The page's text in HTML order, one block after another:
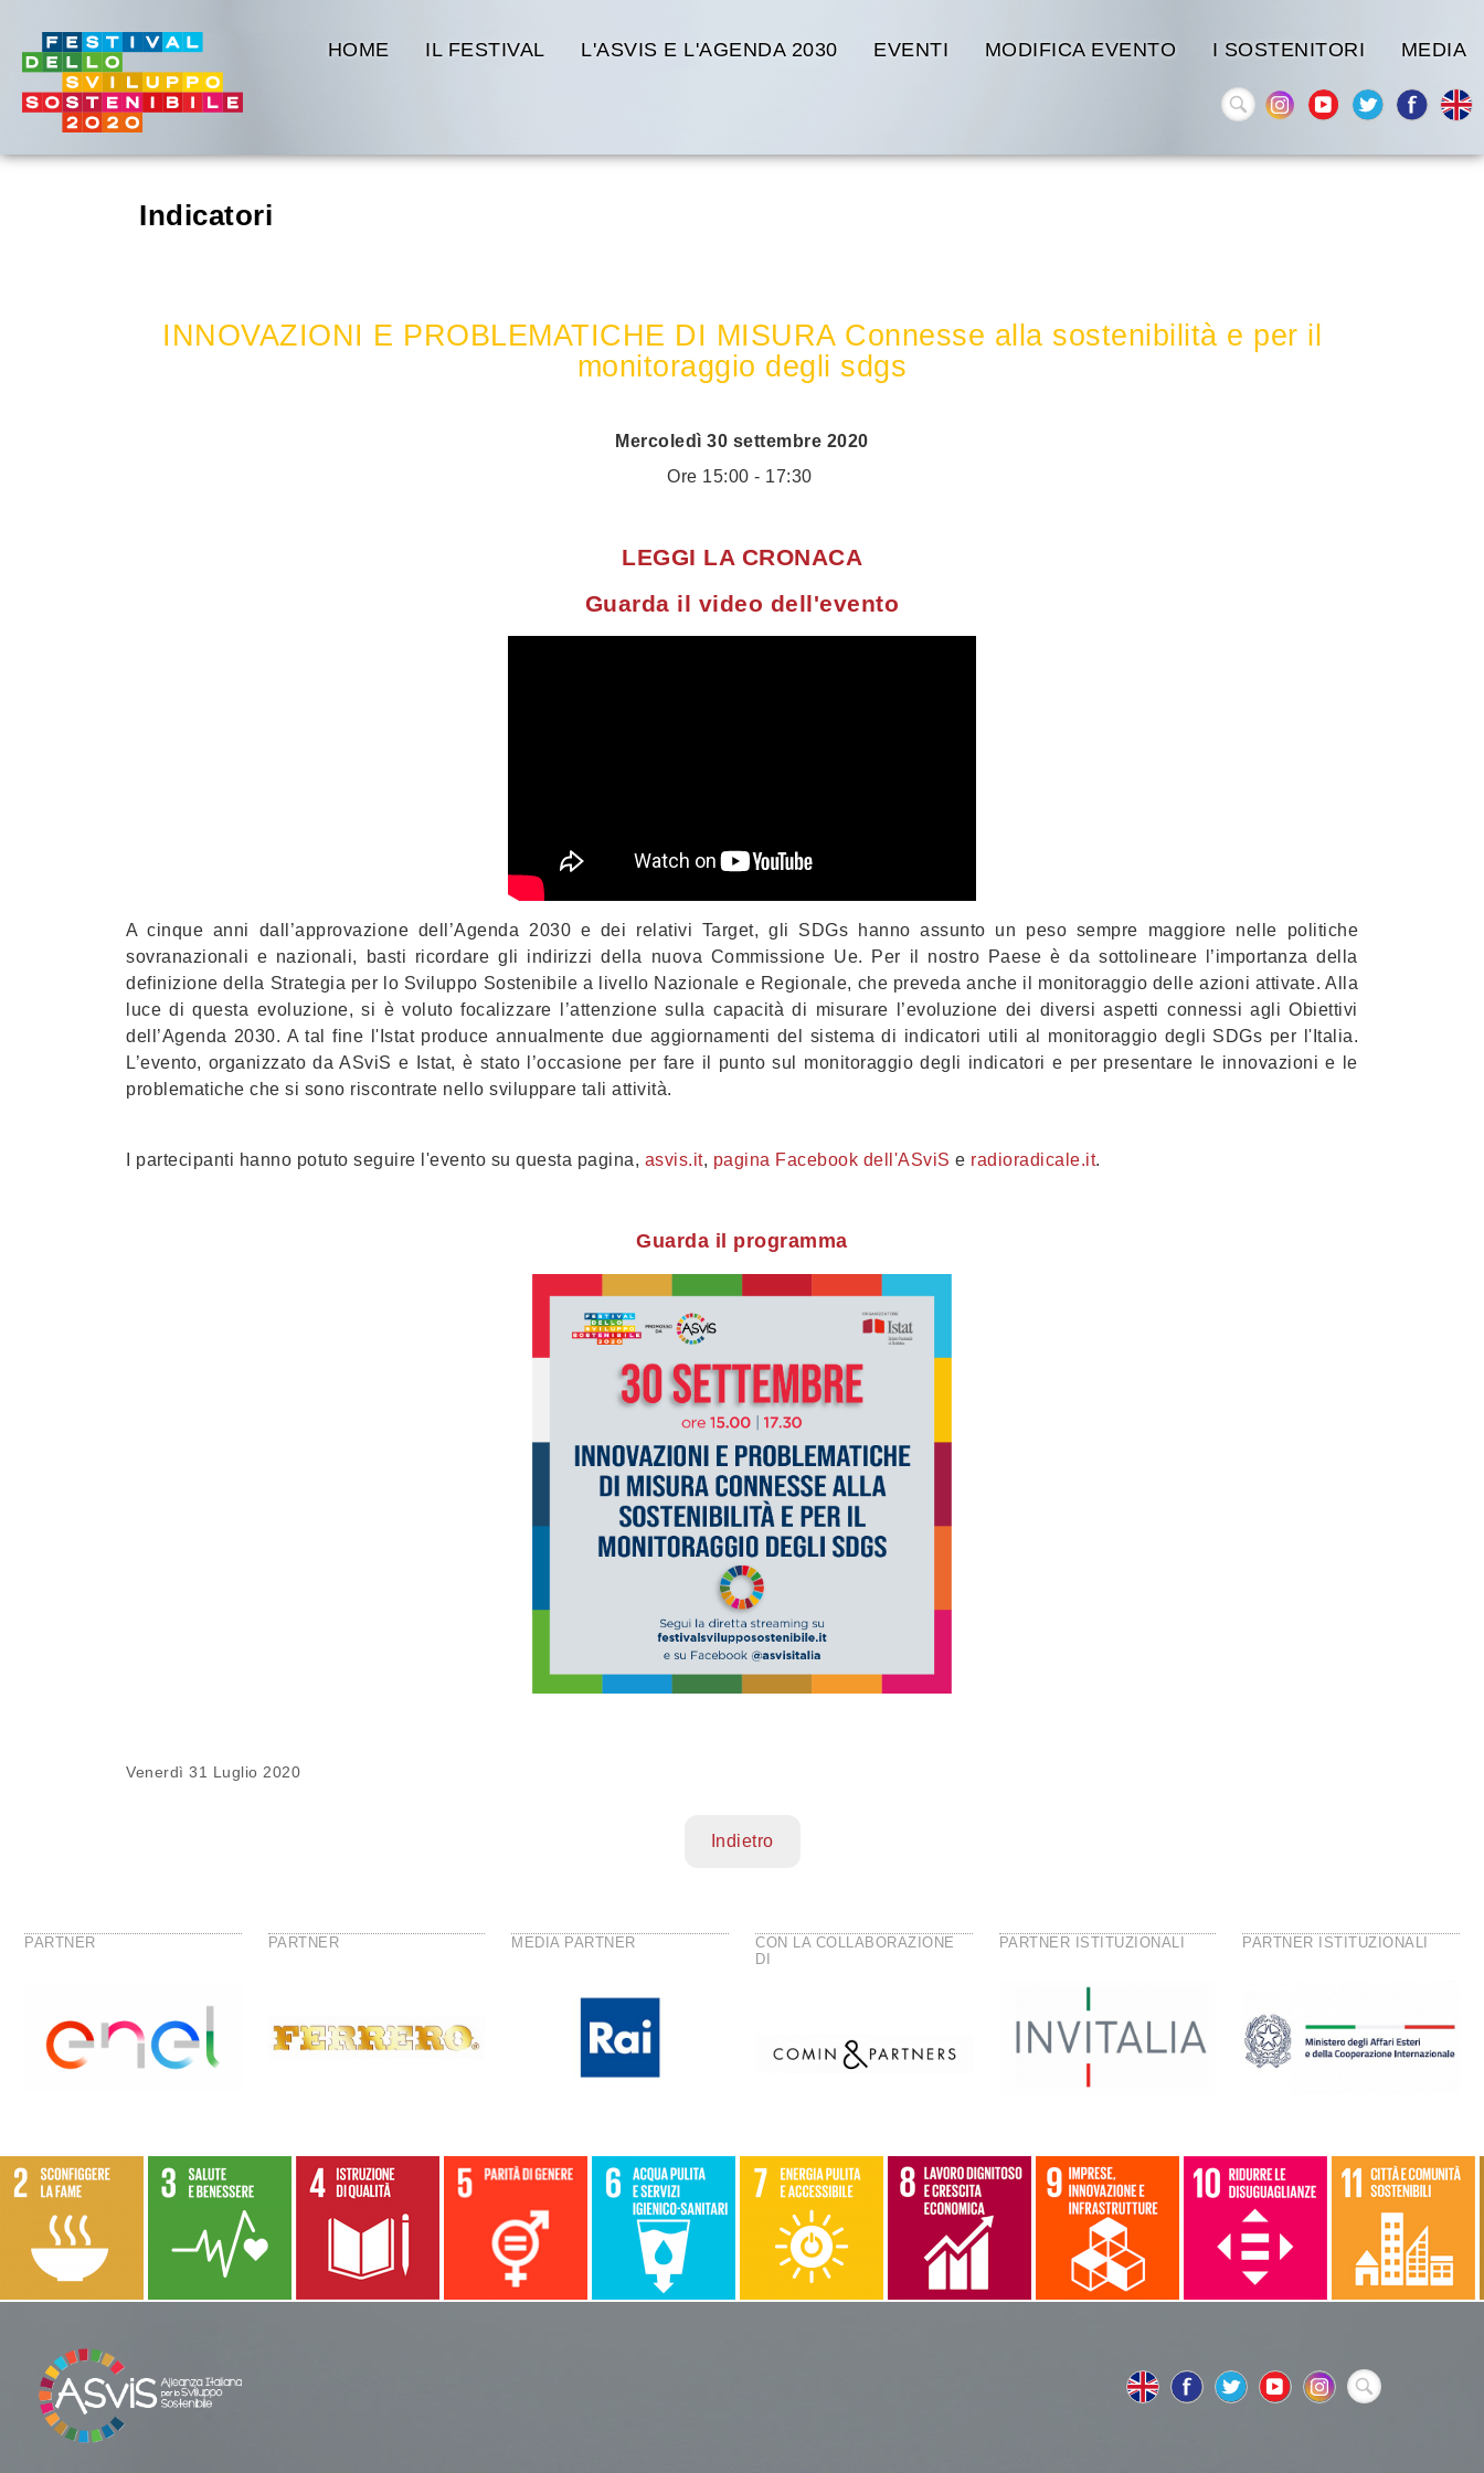
HOME IL FESTIVAL L'ASVIS E L'AGENDA 2030 EVENTI MODIFICA EVENTO I SOSTENITORI MEDIA
Indicatori
INNOVAZIONI E PROBLEMATICHE DI MISURA Connesse alla sostenibilità e per il
monitoraggio degli sdgs
Mercoledì 30 settembre 2020
Ore 15:00 - 17:30
LEGGI LA CRONACA
Guarda il video dell'evento
A cinque anni dall’approvazione dell’Agenda 2030 e dei relativi Target, gli SDGs hanno assunto un peso sempre maggiore nelle politiche
sovranazionali e nazionali, basti ricordare gli indirizzi della nuova Commissione Ue. Per il nostro Paese è da sottolineare l’importanza della
definizione della Strategia per lo Sviluppo Sostenibile a livello Nazionale e Regionale, che preveda anche il monitoraggio delle azioni attivate. Alla
luce di questa evoluzione, si è voluto focalizzare l’attenzione sulla capacità di misurare l’evoluzione dei diversi aspetti connessi agli Obiettivi
dell’Agenda 2030. A tal fine l'Istat produce annualmente due aggiornamenti del sistema di indicatori utili al monitoraggio degli SDGs per l'Italia.
L’evento, organizzato da ASviS e Istat, è stato l’occasione per fare il punto sul monitoraggio degli indicatori e per presentare le innovazioni e le
problematiche che si sono riscontrate nello sviluppare tali attività.
I partecipanti hanno potuto seguire l'evento su questa pagina, asvis.it, pagina Facebook dell'ASviS e radioradicale.it.
Guarda il programma
Venerdì 31 Luglio 2020
Indietro